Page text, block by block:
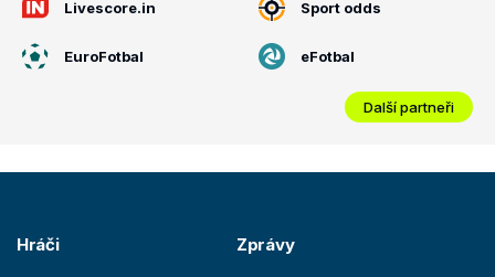
Livescore.in Sport odds
EuroFotbal eFotbal
Další partneři
Hráči Zprávy